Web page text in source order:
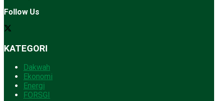
Follow Us
KATEGORI
Dakwah
Ekonomi
Energi
FORSGI